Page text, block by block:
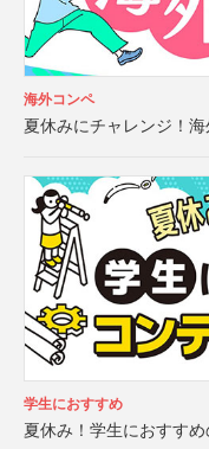
海外コンペ
夏休みにチャレンジ！
学生におすすめ
夏休み！学生におすす